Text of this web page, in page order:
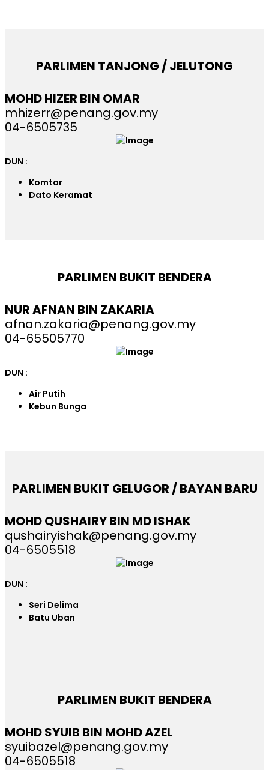
PARLIMEN TANJONG / JELUTONG
MOHD HIZER BIN OMAR
mhizerr@penang.gov.my
04-6505735
DUN :
Komtar
Dato Keramat
PARLIMEN BUKIT BENDERA
NUR AFNAN BIN ZAKARIA
afnan.zakaria@penang.gov.my
04-65505770
DUN :
Air Putih
Kebun Bunga
PARLIMEN BUKIT GELUGOR / BAYAN BARU
MOHD QUSHAIRY BIN MD ISHAK
qushairyishak@penang.gov.my
04-6505518
DUN :
Seri Delima
Batu Uban
PARLIMEN BUKIT BENDERA
MOHD SYUIB BIN MOHD AZEL
syuibazel@penang.gov.my
04-6505518